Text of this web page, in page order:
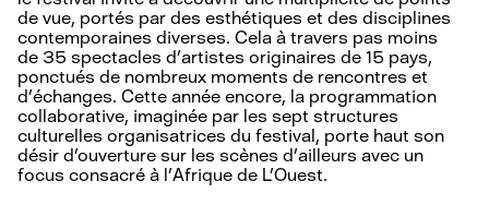
de vue, portés par des esthétiques et des disciplines
contemporaines diverses. Cela à travers pas moins
de 35 spectacles d’artistes originaires de 15 pays,
ponctués de nombreux moments de rencontres et
d’échanges. Cette année encore, la programmation
collaborative, imaginée par les sept structures
culturelles organisatrices du festival, porte haut son
désir d’ouverture sur les scènes d’ailleurs avec un
focus consacré à l’Afrique de L’Ouest.